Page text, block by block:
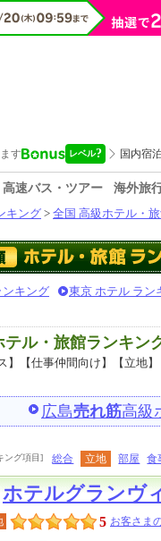
高速バス・ツアー
海外旅
キング > 全国 高級ホテル・
ンキング 東京 ホテル ラン
ル・旅館ランキン
】【仕事仲間向け】【立地】
広島売れ筋高級
ング項目] 総合 立地 部屋 食
ホテルグランヴ
5 お客さま